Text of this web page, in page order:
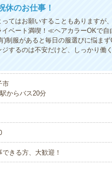
休のお仕事！
てはお願いすることもありますが
ベート満喫！≪ヘアカラーOKで
)制服があると毎日の服選びに悩ま
するのは不安だけど、しっかり働
市
からバス20分
きる方、大歓迎！